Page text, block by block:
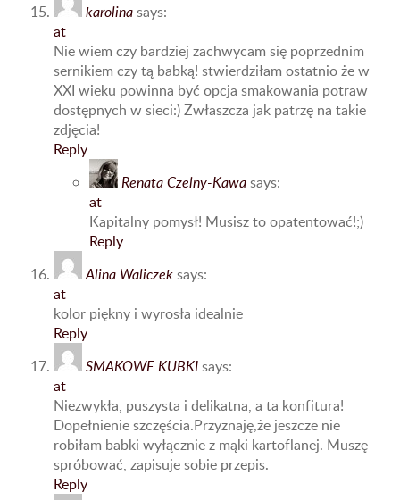
karolinasays:
at
Nie wiem czy bardziej zachwycam się poprzednim
sernikiem czy tą babką! stwierdziłam ostatnio że w
XXI wieku powinna być opcja smakowania potraw
dostępnych w sieci:) Zwłaszcza jak patrzę na takie
zdjęcia!
Reply
Renata Czelny-Kawasays:
at
Kapitalny pomysł! Musisz to opatentować!;)
Reply
Alina Waliczeksays:
at
kolor piękny i wyrosła idealnie
Reply
SMAKOWE KUBKIsays:
at
Niezwykła, puszysta i delikatna, a ta konfitura!
Dopełnienie szczęścia.Przyznaję,że jeszcze nie
robiłam babki wyłącznie z mąki kartoflanej. Muszę
spróbować, zapisuje sobie przepis.
Reply